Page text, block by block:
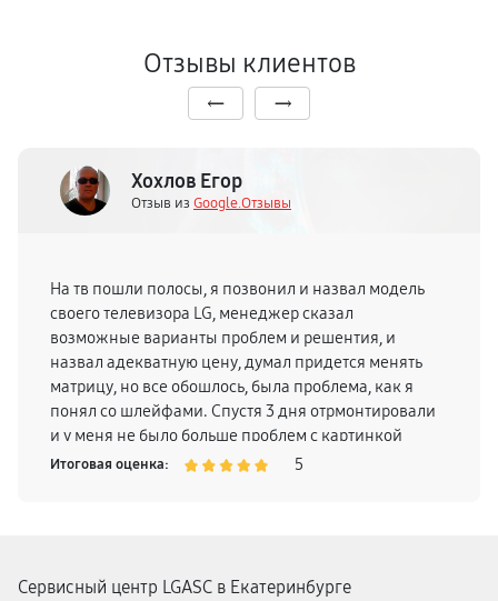
Отзывы клиентов
Хохлов Егор
Отзыв из Google.Отзывы
На тв пошли полосы, я позвонил и назвал модель
своего телевизора LG, менеджер сказал
возможные варианты проблем и решентия, и
назвал адекватную цену, думал придется менять
матрицу, но все обошлось, была проблема, как я
понял со шлейфами. Спустя 3 дня отрмонтировали
и у меня не было больше проблем с картинкой
телевизора, поэтому смело могу рекомендовать
Итоговая оценка: 5
Сервисный центр LGASC в Екатеринбурге